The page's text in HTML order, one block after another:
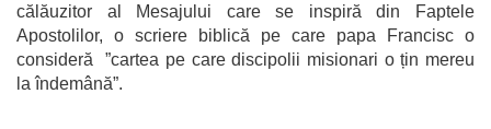
călăuzitor al Mesajului care se inspiră din Faptele
Apostolilor, o scriere biblică pe care papa Francisc o
consideră ”cartea pe care discipolii misionari o țin mereu
la îndemână”.